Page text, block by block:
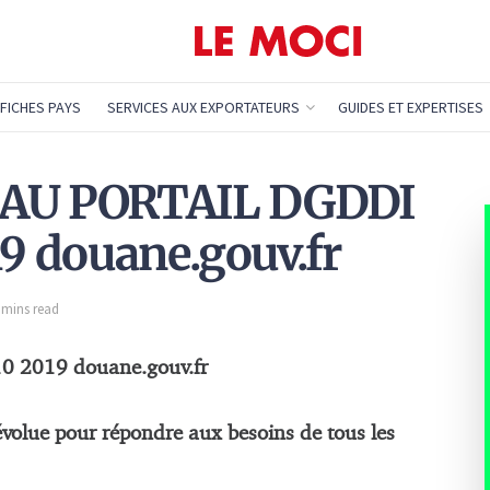
FICHES PAYS SERVICES AUX EXPORTATEURS GUIDES ET EXPERTISES
PORTAIL DGDDI
douane.gouv.fr
read
2019 douane.gouv.fr
pour répondre aux besoins de tous les